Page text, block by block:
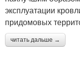
эксплуатации
придомовых
читать дальше →